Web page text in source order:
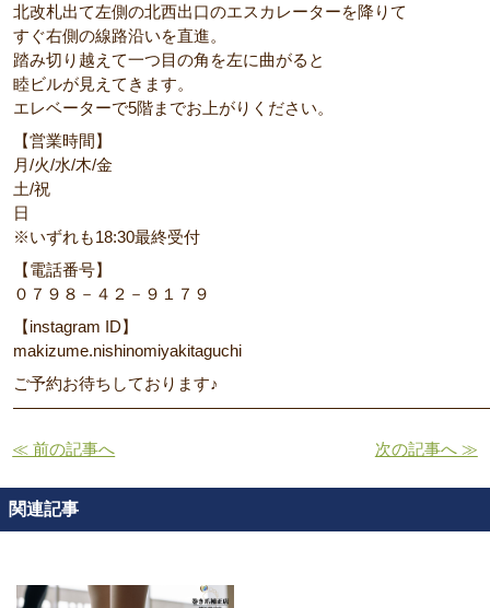
北改札出て左側の北西出口のエスカレーターを降りて
すぐ右側の線路沿いを直進。
踏み切り越えて一つ目の角を左に曲がると
睦ビルが見えてきます。
エレベーターで5階までお上がりください。
【営業時間】
月/火/水/木/金
土/祝
日
※いずれも18:30最終受付
【電話番号】
０７９８－４２－９１７９
【instagram ID】
makizume.nishinomiyakitaguchi
ご予約お待ちしております♪
≪ 前の記事へ 次の記事へ ≫
関連記事